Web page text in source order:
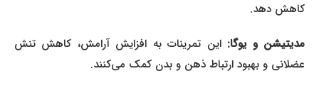
کاهش دهد.
مدیتیشن و یوگا:این تمرینات به افزایش آرامش، کاهش تنش
عضلانی و بهبود ارتباط ذهن و بدن کمک می‌کنند.